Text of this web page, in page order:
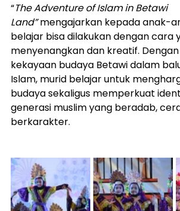
“The Adventure of Islam in Betawi
Land” mengajarkan kepada anak-
belajar bisa dilakukan dengan cara
menyenangkan dan kreatif.
kekayaan budaya Betawi dalam
Islam, murid belajar untuk
budaya sekaligus memperkuat
generasi muslim yang beradab,
berkarakter.